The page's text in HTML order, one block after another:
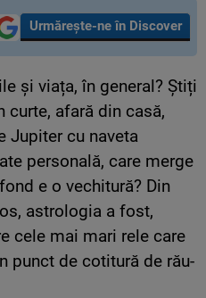
Urmărește-ne în Discover
și viața, în general? Știți
curte, afară din casă,
Jupiter cu naveta
personală, care merge
e o vechitură? Din
astrologia a fost,
cele mai mari rele care
punct de cotitură de rău-